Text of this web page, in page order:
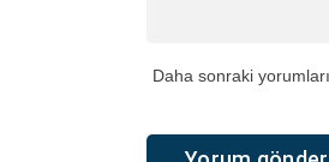
Daha sonraki